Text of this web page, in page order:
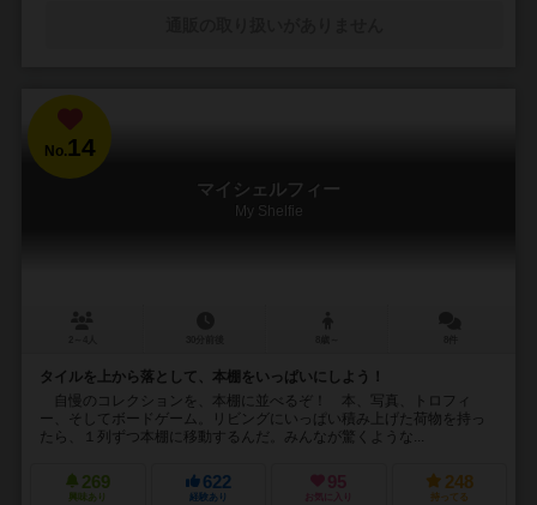
No.14
マイシェルフィー
My Shelfie
タイルを上から落として、本棚をいっぱいにしよう！
自慢のコレクションを、本棚に並べるぞ！ 本、写真、トロフィ
ー、そしてボードゲーム。リビングにいっぱい積み上げた荷物を持っ
たら、１列ずつ本棚に移動するんだ。みんなが驚くような...
269
興味あり
622
経験あり
95
お気に入り
248
持ってる